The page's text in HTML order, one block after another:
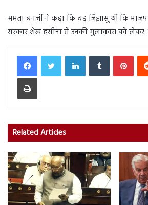
ममता बनर्जी ने कहा कि वह जिज्ञासु थीं कि
सरकार शेख हसीना से उनकी मुलाकात को लेकर
LinkedInTumblr
Print
Related Articles